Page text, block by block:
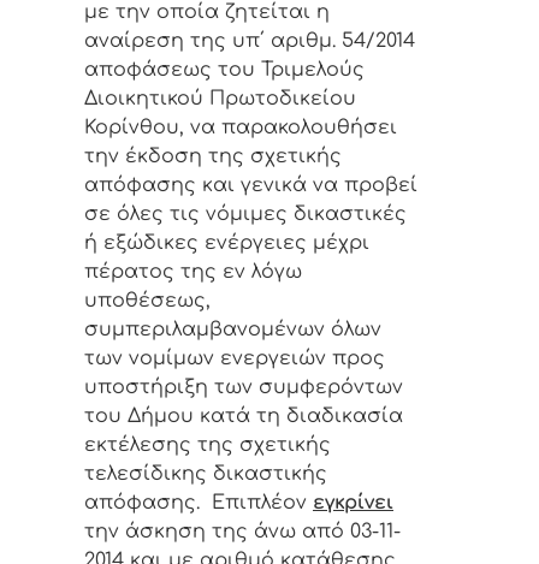
με την οποία ζητείται η
αναίρεση της υπ΄ αριθμ. 54/2014
αποφάσεως του Τριμελούς
Διοικητικού Πρωτοδικείου
Κορίνθου, να παρακολουθήσει
την έκδοση της σχετικής
απόφασης και γενικά να προβεί
σε όλες τις νόμιμες δικαστικές
ή εξώδικες ενέργειες μέχρι
πέρατος της εν λόγω
υποθέσεως,
συμπεριλαμβανομένων όλων
των νομίμων ενεργειών προς
υποστήριξη των συμφερόντων
του Δήμου κατά τη διαδικασία
εκτέλεσης της σχετικής
τελεσίδικης δικαστικής
απόφασης. Επιπλέον εγκρίνει
την άσκηση της άνω από 03-11-